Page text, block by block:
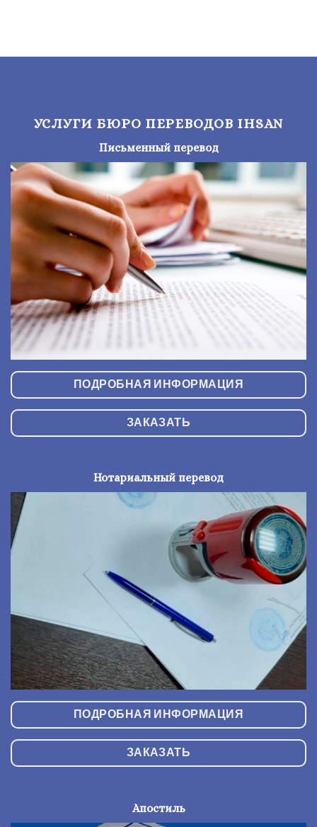
УСЛУГИ БЮРО ПЕРЕВОДОВ IHSAN
Письменный перевод
ПОДРОБНАЯ ИНФОРМАЦИЯ
ЗАКАЗАТЬ
Нотариальный перевод
ПОДРОБНАЯ ИНФОРМАЦИЯ
ЗАКАЗАТЬ
Апостиль